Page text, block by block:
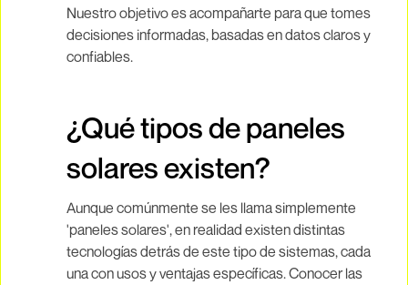
Nuestro objetivo es acompañarte para que tomes
decisiones informadas, basadas en datos claros y
confiables.
¿Qué tipos de paneles
solares existen?
Aunque comúnmente se les llama simplemente
'paneles solares', en realidad existen distintas
tecnologías detrás de este tipo de sistemas, cada
una con usos y ventajas específicas. Conocer las